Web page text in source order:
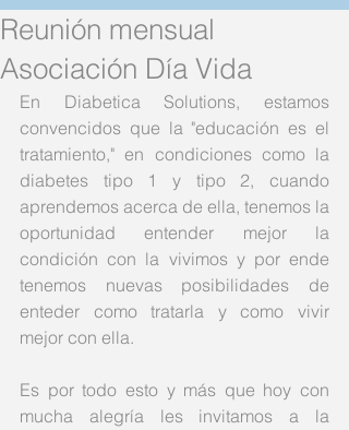
Reunión mensual
Asociación Día Vida
En Diabetica Solutions, estamos
convencidos que la "educación es el
tratamiento," en condiciones como la
diabetes tipo 1 y tipo 2, cuando
aprendemos acerca de ella, tenemos la
oportunidad entender mejor la
condición con la vivimos y por ende
tenemos nuevas posibilidades de
enteder como tratarla y como vivir
mejor con ella.
Es por todo esto y más que hoy con
mucha alegría les invitamos a la